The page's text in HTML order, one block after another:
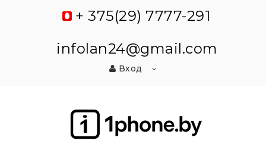
+ 375(29) 7777-291
infolan24@gmail.com
Вход